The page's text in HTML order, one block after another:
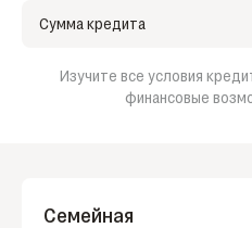
Нужны средства на ремонт, руб.
Сумма кредита
Изучите все условия
финансовые
Семейная